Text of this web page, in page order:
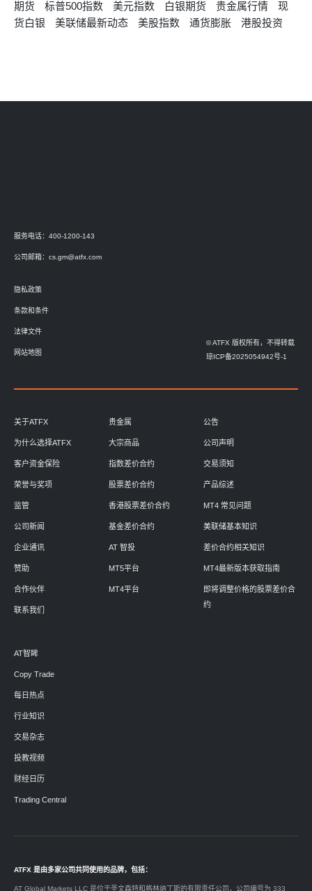
期货
标普500指数 美元指数 白银期货 贵金属行情
现
货白银
美联储最新动态 美股指数 通货膨胀 港股投资
服务电话：400-1200-143
公司邮箱： cs.gm@atfx.com
隐私政策
条款和条件
法律文件
网站地图
© ATFX 版权所有，不得转载
琼ICP备2025054942号-1
关于ATFX
为什么选择ATFX
客户资金保险
荣誉与奖项
监管
公司新闻
企业通讯
赞助
合作伙伴
联系我们
贵金属
大宗商品
指数差价合约
股票差价合约
香港股票差价合约
基金差价合约
AT 智投
MT5平台
MT4平台
公告
公司声明
交易须知
产品综述
MT4 常见问题
美联储基本知识
差价合约相关知识
MT4最新版本获取指南
即将调整价格的股票差价合
约
AT智眸
Copy Trade
每日热点
行业知识
交易杂志
投教视频
财经日历
Trading Central
ATFX 是由多家公司共同使用的品牌，包括：
AT Global Markets LLC 是位于圣文森特和格林纳丁斯的有限责任公司，公司编号为 333